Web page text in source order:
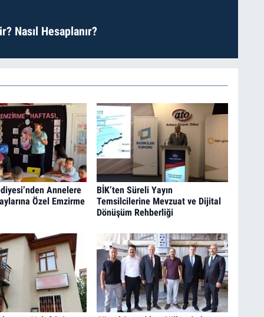
Nasıl Hesaplanır?
Annelere
Özel Emzirme
BİK’ten Süreli Yayın
Temsilcilerine Mevzuat ve Dijital
Dönüşüm Rehberliği